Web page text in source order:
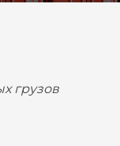
грузов